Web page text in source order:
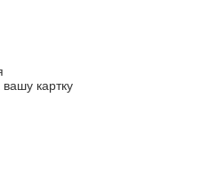
картку